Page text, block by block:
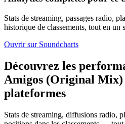
Stats de streaming, passages radio,
historique de classements, tout en un
Ouvrir sur Soundcharts
Découvrez les
Amigos (Original Mix)
plateformes
Stats de streaming, diffusions radio,